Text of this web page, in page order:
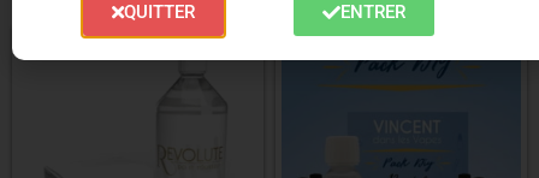
QUITTER ENTRER